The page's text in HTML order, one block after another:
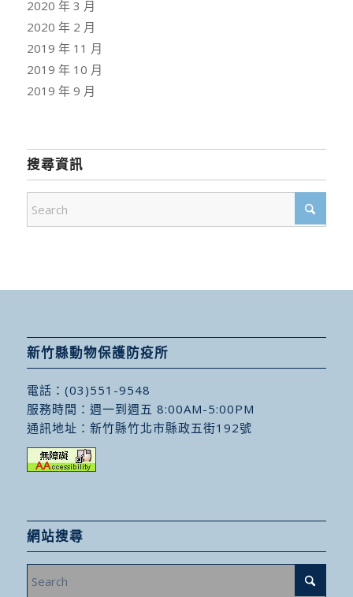
2020 年 3 月
2020 年 2 月
2019 年 11 月
2019 年 10 月
2019 年 9 月
搜尋資訊
新竹縣動物保護防疫所
電話： (03)551-9548
服務時間：週一到週五 8:00AM-5:00PM
通訊地址： 新竹縣竹北市縣政五街192號
網站搜尋